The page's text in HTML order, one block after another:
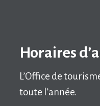
Horaires
L’Office de
toute l’année.